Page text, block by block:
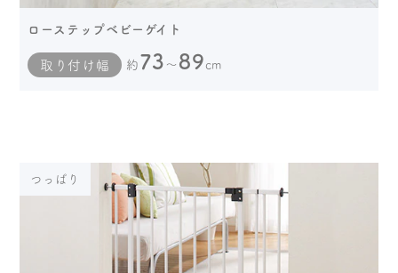
ローステップベビーゲイト
取り付け幅 約 73 ～ 89cm
つっぱり